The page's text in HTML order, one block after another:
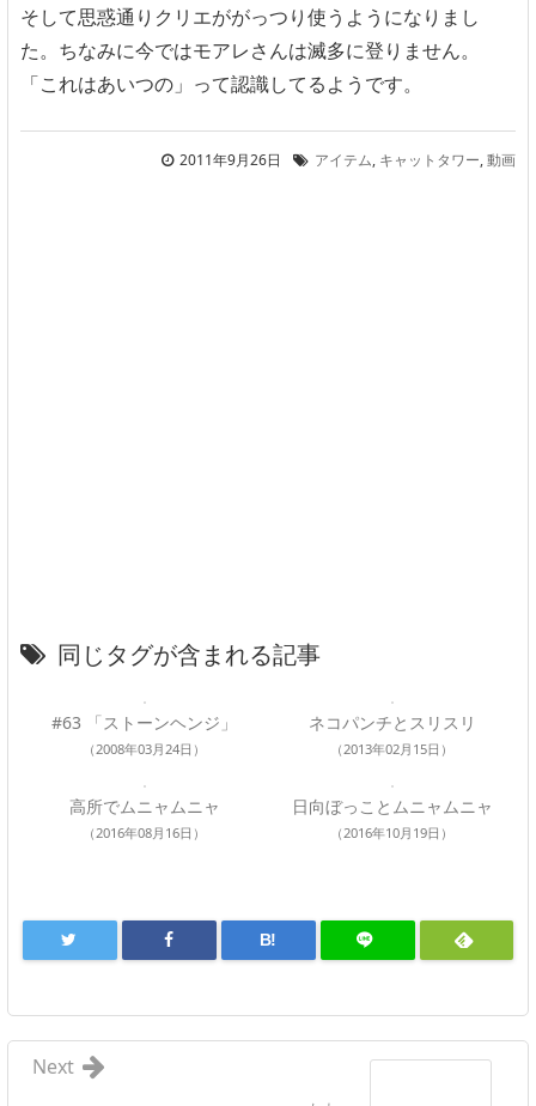
そして思惑通りクリエががっつり使うようになりまし
た。ちなみに今ではモアレさんは滅多に登りません。
「これはあいつの」って認識してるようです。
2011年9月26日 アイテム, キャットタワー,動画
同じタグが含まれる記事
#63 「ストーンヘンジ」
（2008年03月24日）
ネコパンチとスリスリ
（2013年02月15日）
高所でムニャムニャ
（2016年08月16日）
日向ぼっことムニャムニャ
（2016年10月19日）
B!
Next